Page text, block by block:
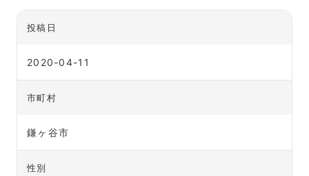
投稿日
2020-04-11
市町村
鎌ヶ谷市
性別